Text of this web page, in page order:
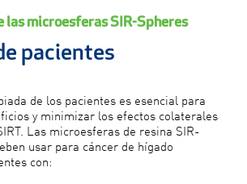
las microesferas SIR-Spheres
pacientes
de los pacientes es esencial para
y minimizar los efectos colaterales
Las microesferas de resina SIR-
usar para cáncer de hígado
con: